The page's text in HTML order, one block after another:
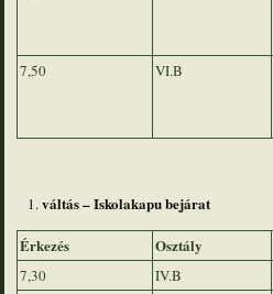
7,50 VI.B
váltás – Iskolakapu bejárat
Érkezés
Osztály
7,30 IV.B